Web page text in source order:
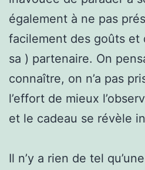
également à ne pas
facilement des goûts et
sa ) partenaire. On
connaître, on n’a pas
l’effort de mieux
et le cadeau se révèle
Il n’y a rien de tel